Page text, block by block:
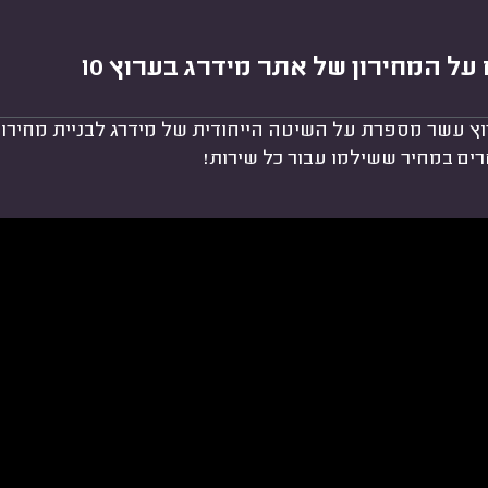
המחירון של אתר מידרג בערוץ 10
עשר מספרת על השיטה הייחודית של מידרג לבניית
במחיר ששילמו עבור כל שירות!